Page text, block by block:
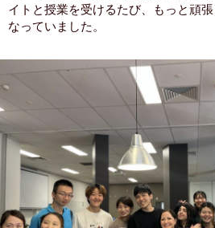
イトと授業を受けるたび、もっと頑
なっていました。